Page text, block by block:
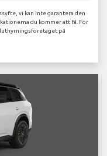
vi kan inte garantera den
du kommer att få. För
på